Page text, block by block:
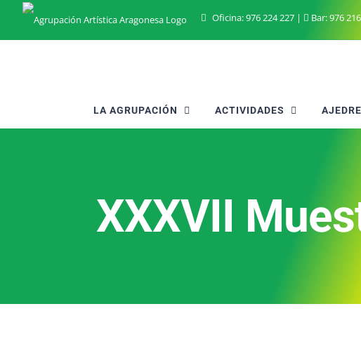
Saltar
Oficina:976 224 227 | Bar:976
LA AGRUPACIÓN ACTIVIDADES
XXXVII